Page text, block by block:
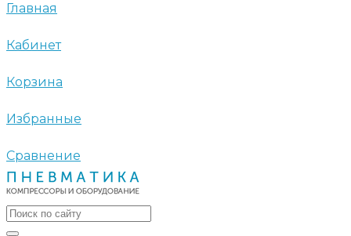
Главная
Кабинет
Корзина
Избранные
Сравнение